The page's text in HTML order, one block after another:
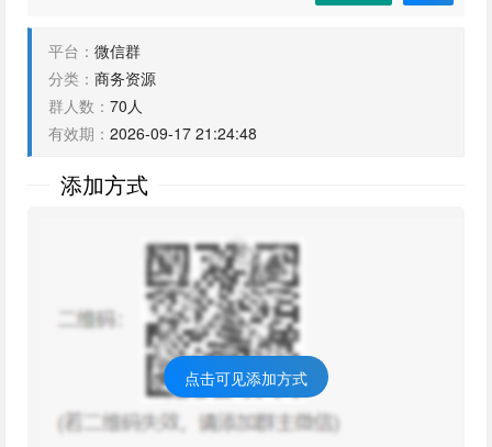
平台： 微信群
分类： 商务资源
群人数： 70人
有效期： 2026-09-17 21:24:48
添加方式
点击可见添加方式